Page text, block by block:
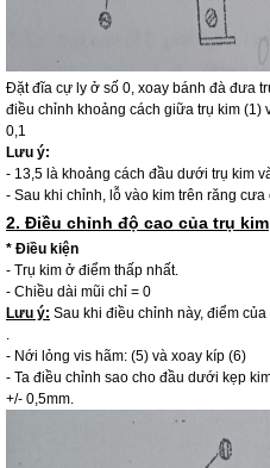
Đặt đĩa cự ly ở số 0, xoay bánh đà đưa
điều chỉnh khoảng cách giữa trụ kim (1)
0,1
Lưu ý:
- 13,5 là khoảng cách đầu dưới trụ kim
- Sau khi chỉnh, lỗ vào kim trên răng cưa
2. Điều chỉnh độ cao của trụ kim
* Điều kiện
- Trụ kim ở điểm thấp nhất.
- Chiều dài mũi chỉ = 0
Lưu ý: Sau khi điều chỉnh này, điểm
.
- Nới lỏng vis hãm: (5) và xoay kíp (6)
- Ta điều chỉnh sao cho đầu dưới kẹp
+/- 0,5mm.